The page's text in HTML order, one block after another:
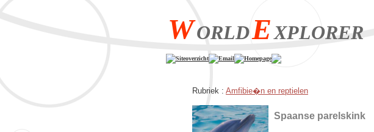
WORLDEXPLORER
Siteoverzicht Email Homepage
Rubriek : Amfibie�n en reptielen
Spaanse parelskink